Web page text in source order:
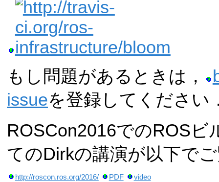
もし問題があるときは，
issueを登録してください
ROSCon2016でのROSビ
てのDirkの講演が以下で
http://roscon.ros.org/2016/ PDF video